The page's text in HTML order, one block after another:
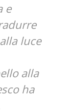
e
luce
alla
ha